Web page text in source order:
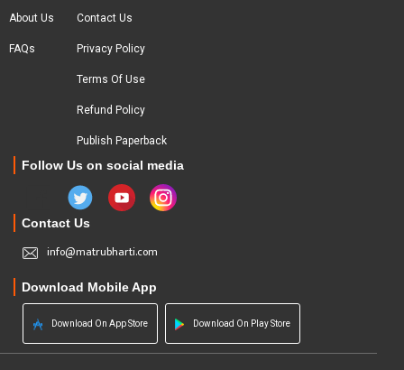
About Us
FAQs
Contact Us
Privacy Policy
Terms Of Use
Refund Policy
Publish Paperback
Follow Us on social media
Contact Us
info@matrubharti.com
Download Mobile App
Download On App Store Download On Play Store